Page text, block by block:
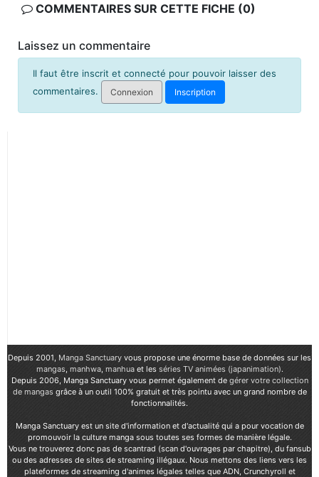
COMMENTAIRES SUR CETTE FICHE (0)
Laissez un commentaire
Il faut être inscrit et connecté pour pouvoir laisser des
commentaires.
Connexion Inscription
Depuis 2001, Manga Sanctuary vous propose une énorme base de données sur les
mangas, manhwa, manhuaet les séries TV animées (japanimation).
Depuis 2006, Manga Sanctuary vous permet également de gérer votre collection
de mangasgrâce à un outil 100% gratuit et très pointu avec un grand nombre de
fonctionnalités.
Manga Sanctuary est un site d'information et d'actualité qui a pour vocation de
promouvoir la culture manga sous toutes ses formes de manière légale.
Vous ne trouverez donc pas de scantrad (scan d'ouvrages par chapitre), du fansub
ou des adresses de sites de streaming illégaux. Nous mettons des liens vers les
plateformes de streaming d'animes légales telles que ADN, Crunchyroll et